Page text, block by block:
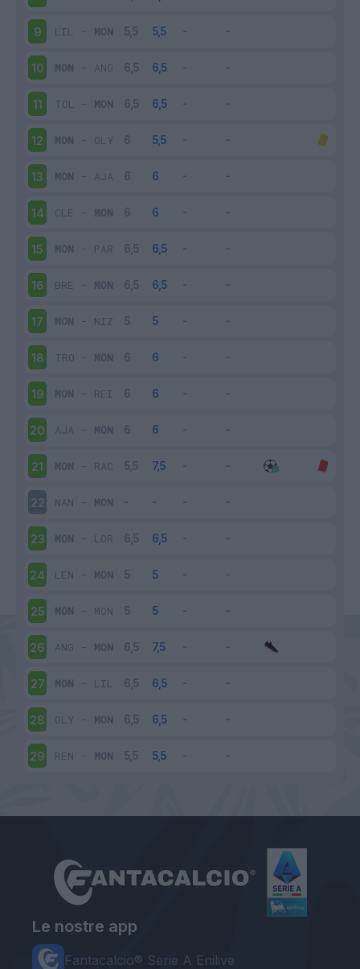
9 LIL - MON
10 MON - ANG
11 TOL - MON
12 MON - OLY
13 MON - AJA
14 CLE - MON
15 MON - PAR
16 BRE - MON
17 MON - NIZ
18 TRO - MON
19 MON - REI
20 AJA - MON
21 MON - RAC
22 NAN - MON
23 MON - LOR
24 LEN - MON
25 MON - MON
26 ANG - MON
27 MON - LIL
28 OLY - MON
29 REN - MON
Le nostre app
Fantacalcio® Serie A Enilive